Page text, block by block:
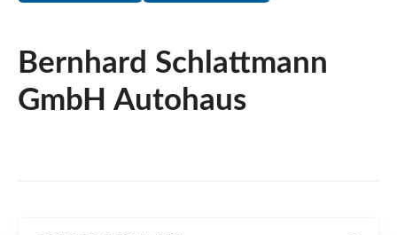
Bernhard Schlattmann
GmbH Autohaus